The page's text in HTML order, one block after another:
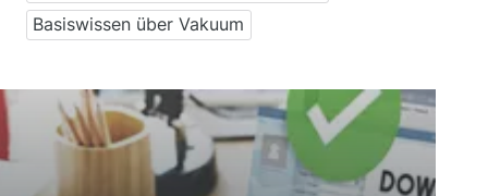
Basiswissen über Vakuum